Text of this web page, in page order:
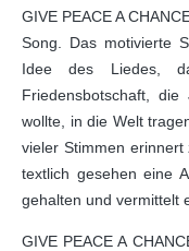
GIVE PEACE A
Song. Das motivierte
Idee des Liedes,
Friedensbotschaft,
wollte, in die Welt
vieler Stimmen
textlich gesehen eine
gehalten und vermittelt
GIVE PEACE A